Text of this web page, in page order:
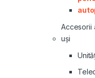
Accesorii
uși